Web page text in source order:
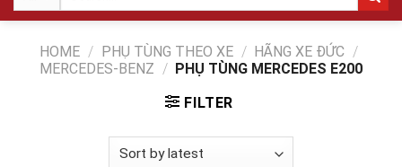
HOME / PHỤ TÙNG THEO XE / HÃNG XE ĐỨC /
MERCEDES-BENZ / PHỤ TÙNG MERCEDES E200
FILTER